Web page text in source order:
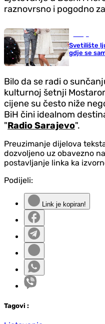
raznovrsno i pogodno
Svetilište
gdje se
Bilo da se radi o
kulturnoj šetnji
cijene su često niže
BiH čini idealnom
"Radio Sarajevo".
Preuzimanje dijelova
dozvoljeno uz obavezno
postavljanje linka ka
Podijeli:
Link je kopiran!
Tagovi :